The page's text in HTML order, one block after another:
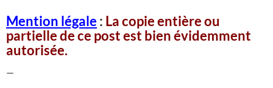
Mention légale : La copie entière ou
partielle de ce post est bien évidemment
autorisée.
—